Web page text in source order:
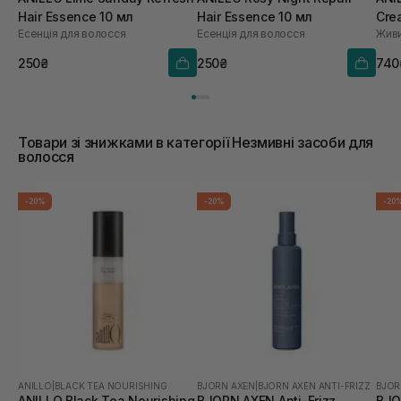
Hair Essence 10 мл
Есенція для волосся
250₴
Hair Essence 10 мл
Есенція для волосся
250₴
мл
Товари зі знижками в категорії Незмивні засоби для
волосся
-20%
ANILLO BLACK TEA NOURISHING
-20%
BJORN AXEN BJORN AXEN ANTI-FRIZZ
-